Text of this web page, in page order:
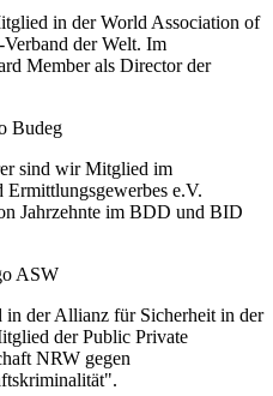
in der World Association of
der Welt. Im
Member als Director der
sind wir Mitglied im
e.V.
Jahrzehnte im BDD und BID
in der Allianz für Sicherheit in der
der Public Private
NRW gegen